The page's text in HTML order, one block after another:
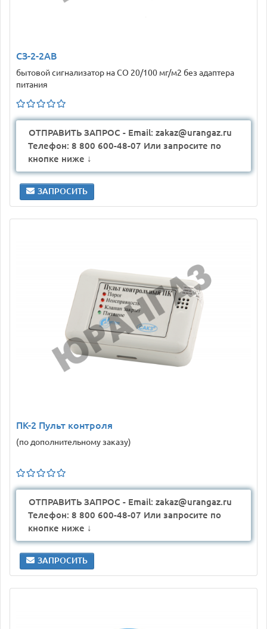
СЗ-2-2АВ
бытовой сигнализатор на CO 20/100 мг/м2 без адаптера
питания
ОТПРАВИТЬ ЗАПРОС - Email: zakaz@urangaz.ru
Телефон: 8 800 600-48-07 Или запросите по
кнопке ниже ↓
ЗАПРОСИТЬ
ПК-2 Пульт контроля
(по дополнительному заказу)
ОТПРАВИТЬ ЗАПРОС - Email: zakaz@urangaz.ru
Телефон: 8 800 600-48-07 Или запросите по
кнопке ниже ↓
ЗАПРОСИТЬ